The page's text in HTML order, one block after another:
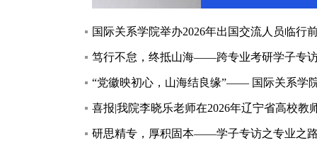
国际关系学院举办2026年出国交流人员临行
笃行不怠，终抵山海——跨专业考研学子专
“党徽映初心，山海结良缘”—— 国际关系学
YES项目中外青年深度交流
喜报|我院李晓乐老师在2026年辽宁省高校教
荣获二等奖
研思精专，厚积固本——学子专访之专业之